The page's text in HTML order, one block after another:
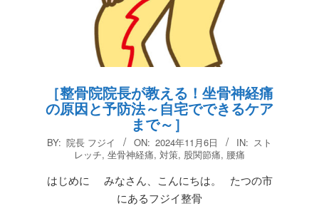
［整骨院院長が教える！坐骨神経痛
の原因と予防法～自宅でできるケア
まで～］
2024-
BY: 院長 フジイ ON: 2024年11月6日 IN: スト
レッチ, 坐骨神経痛, 対策, 股関節痛, 腰痛
はじめに みなさん、こんにちは。 たつの市
にあるフジイ整骨